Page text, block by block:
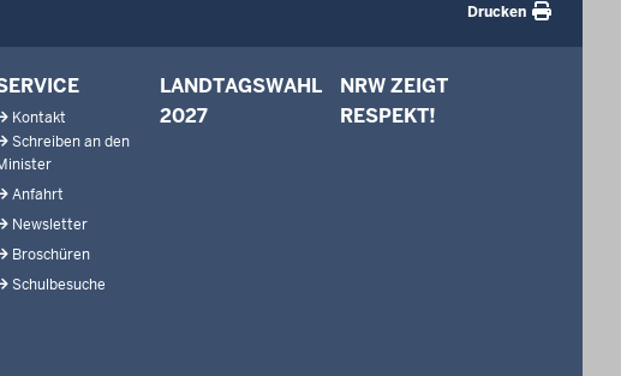
Drucken
Kontakt
Schreiben an den
Anfahrt
Newsletter
Broschüren
Schulbesuche
LANDTAGSWAHL
2027
NRW ZEIGT
RESPEKT!